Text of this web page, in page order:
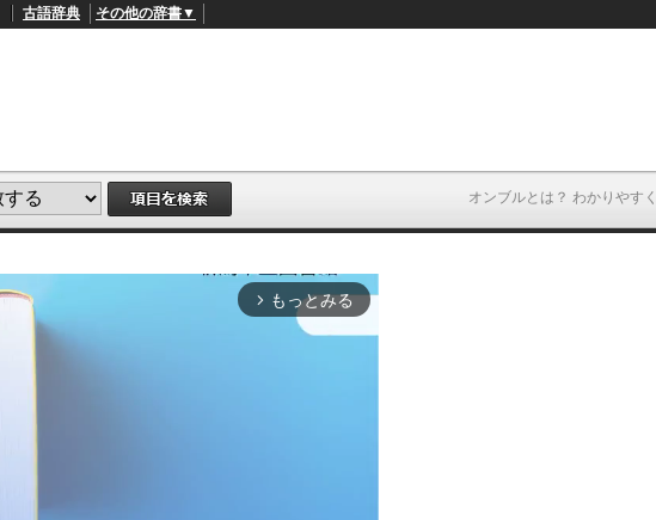
オンブルとは？ わかりやす
古語辞典 その他の辞書▼
arrow_forward_ios もっとみる